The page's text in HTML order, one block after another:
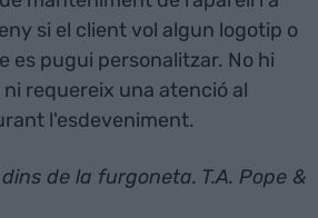
si el client vol algun logotip o
es pugui personalitzar. No hi
requereix una atenció al
l'esdeveniment.
de la furgoneta. T.A. Pope &